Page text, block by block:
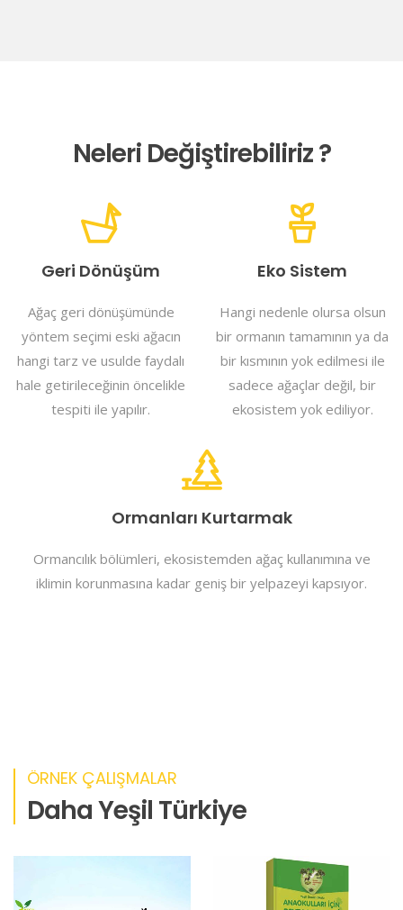
Neleri Değiştirebiliriz ?
Geri Dönüşüm
Ağaç geri dönüşümünde
yöntem seçimi eski ağacın
hangi tarz ve usulde faydalı
hale getirileceğinin öncelikle
tespiti ile yapılır.
Eko Sistem
Hangi nedenle olursa olsun
bir ormanın tamamının ya da
bir kısmının yok edilmesi ile
sadece ağaçlar değil, bir
ekosistem yok ediliyor.
Ormanları Kurtarmak
Ormancılık bölümleri, ekosistemden ağaç kullanımına ve
iklimin korunmasına kadar geniş bir yelpazeyi kapsıyor.
ÖRNEK ÇALIŞMALAR
Daha Yeşil Türkiye